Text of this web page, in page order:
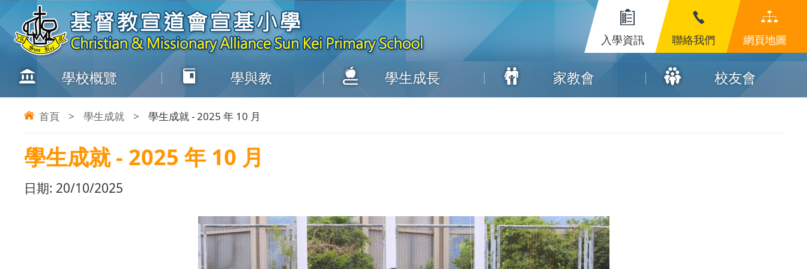
入學資訊 聯絡我們 網頁地圖
學校概覽 學與教 學生成長 家教會 校友會
首頁 > 學生成就 > 學生成就 - 2025 年 10 月
學生成就 - 2025 年 10 月
日期: 20/10/2025